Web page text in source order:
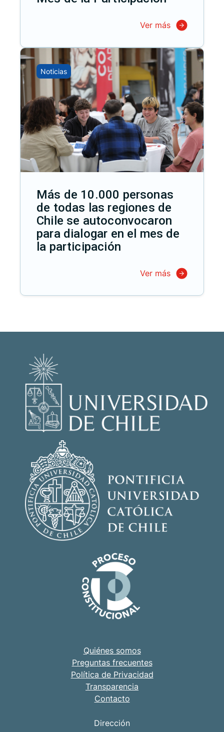
Ver más
Noticias
Más de 10.000 personas
de todas las regiones de
Chile se autoconvocaron
para dialogar en el mes de
la participación
Ver más
Quiénes somos
Preguntas frecuentes
Política de Privacidad
Transparencia
Contacto
Dirección